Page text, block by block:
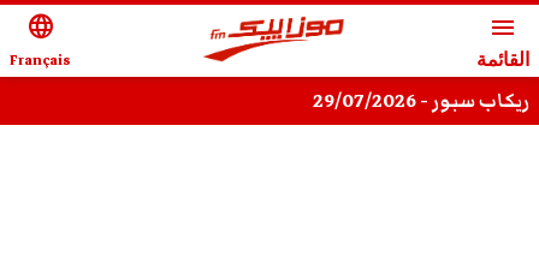
menu
القائمة
language
Français
ريكاب سبور - 29/07/2026